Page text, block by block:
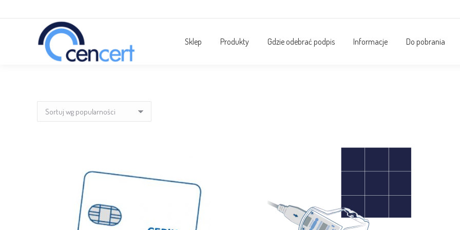
Sklep Produkty Gdzie odebrać podpis Informacje Do pobrania